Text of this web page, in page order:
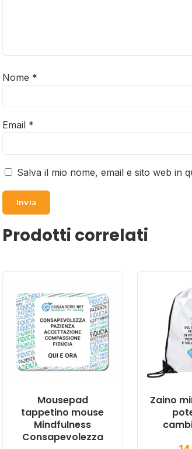
Nome *
Email *
Salva il mio nome, email e sito web in
Prodotti correlati
Mousepad
tappetino mouse
Mindfulness
Consapevolezza
Zaino